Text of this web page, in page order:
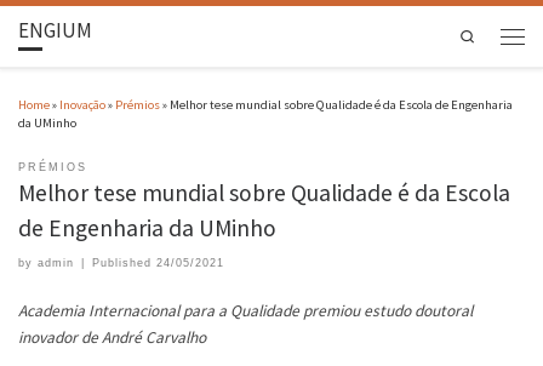
ENGIUM Search
Home» Inovação» Prémios» Melhor tese mundial sobre Qualidade é da Escola de Engenharia
da UMinho
PRÉMIOS
Melhor tese mundial sobre Qualidade é da Escola
de Engenharia da UMinho
by admin Published 24/05/2021
Academia Internacional para a Qualidade premiou estudo doutoral
inovador de André Carvalho